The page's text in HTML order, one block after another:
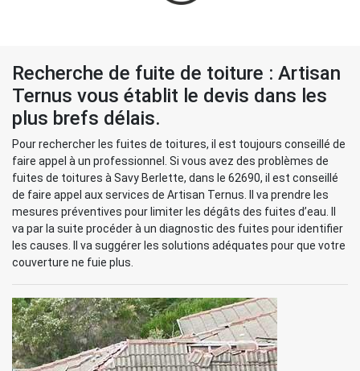
Recherche de fuite de toiture : Artisan
Ternus vous établit le devis dans les
plus brefs délais.
Pour rechercher les fuites de toitures, il est toujours conseillé de
faire appel à un professionnel. Si vous avez des problèmes de
fuites de toitures à Savy Berlette, dans le 62690, il est conseillé
de faire appel aux services de Artisan Ternus. Il va prendre les
mesures préventives pour limiter les dégâts des fuites d’eau. Il
va par la suite procéder à un diagnostic des fuites pour identifier
les causes. Il va suggérer les solutions adéquates pour que votre
couverture ne fuie plus.